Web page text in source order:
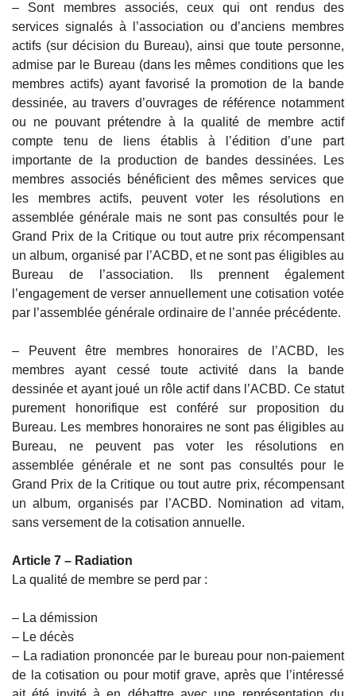
– Sont membres associés, ceux qui ont rendus des
services signalés à l’association ou d’anciens membres
actifs (sur décision du Bureau), ainsi que toute personne,
admise par le Bureau (dans les mêmes conditions que les
membres actifs) ayant favorisé la promotion de la bande
dessinée, au travers d’ouvrages de référence notamment
ou ne pouvant prétendre à la qualité de membre actif
compte tenu de liens établis à l’édition d’une part
importante de la production de bandes dessinées. Les
membres associés bénéficient des mêmes services que
les membres actifs, peuvent voter les résolutions en
assemblée générale mais ne sont pas consultés pour le
Grand Prix de la Critique ou tout autre prix récompensant
un album, organisé par l’ACBD, et ne sont pas éligibles au
Bureau de l’association. Ils prennent également
l’engagement de verser annuellement une cotisation votée
par l’assemblée générale ordinaire de l’année précédente.
– Peuvent être membres honoraires de l’ACBD, les
membres ayant cessé toute activité dans la bande
dessinée et ayant joué un rôle actif dans l’ACBD. Ce statut
purement honorifique est conféré sur proposition du
Bureau. Les membres honoraires ne sont pas éligibles au
Bureau, ne peuvent pas voter les résolutions en
assemblée générale et ne sont pas consultés pour le
Grand Prix de la Critique ou tout autre prix, récompensant
un album, organisés par l’ACBD. Nomination ad vitam,
sans versement de la cotisation annuelle.
Article 7 – Radiation
La qualité de membre se perd par :
– La démission
– Le décès
– La radiation prononcée par le bureau pour non-paiement
de la cotisation ou pour motif grave, après que l’intéressé